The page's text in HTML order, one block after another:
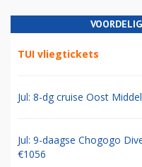
TUI vliegtickets
Jul: 8-dg cruise Oost
Jul: 9-daagse Chogogo
€1056